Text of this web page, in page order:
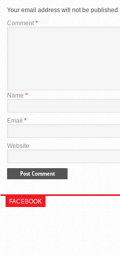
Your email address will not be published.
Comment*
Name *
Email *
Website
FACEBOOK